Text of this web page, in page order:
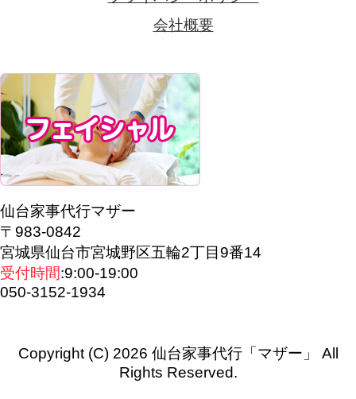
会社概要
仙台家事代行マザー
〒983-0842
宮城県仙台市宮城野区五輪2丁目9番14
受付時間:9:00-19:00
050-3152-1934
Copyright (C) 2026 仙台家事代行「マザー」 All
Rights Reserved.